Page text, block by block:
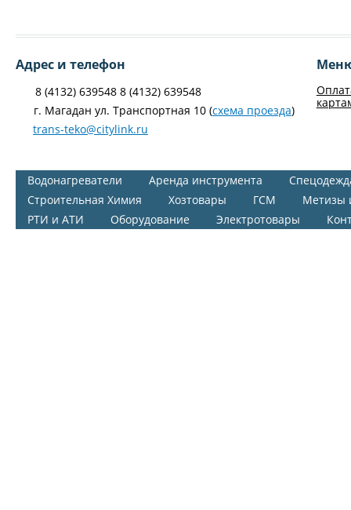
Адрес и телефон
8 (4132) 639548 8 (4132) 639548
г. Магадан ул. Транспортная 10 (схема проезда)
trans-teko@citylink.ru
Водонагреватели Аренда инструмента
Строительная Химия
Хозтовары ГСМ
Метизы
РТИ и АТИ
Оборудование Электротовары